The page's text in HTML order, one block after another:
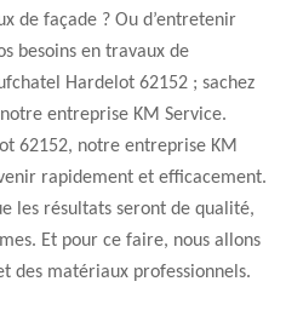
de façade ? Ou d’entretenir
besoins en travaux de
Hardelot 62152 ; sachez
entreprise KM Service.
62152, notre entreprise KM
rapidement et efficacement.
les résultats seront de qualité,
Et pour ce faire, nous allons
des matériaux professionnels.